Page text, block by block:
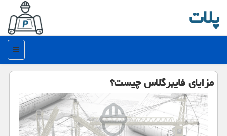
پلات
منو
مزایای فایبرگلاس چیست؟